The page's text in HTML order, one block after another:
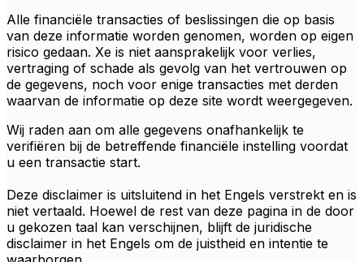
Alle financiële transacties of beslissingen die op basis
van deze informatie worden genomen, worden op eigen
risico gedaan. Xe is niet aansprakelijk voor verlies,
vertraging of schade als gevolg van het vertrouwen op
de gegevens, noch voor enige transacties met derden
waarvan de informatie op deze site wordt weergegeven.
Wij raden aan om alle gegevens onafhankelijk te
verifiëren bij de betreffende financiële instelling voordat
u een transactie start.
Deze disclaimer is uitsluitend in het Engels verstrekt en is
niet vertaald. Hoewel de rest van deze pagina in de door
u gekozen taal kan verschijnen, blijft de juridische
disclaimer in het Engels om de juistheid en intentie te